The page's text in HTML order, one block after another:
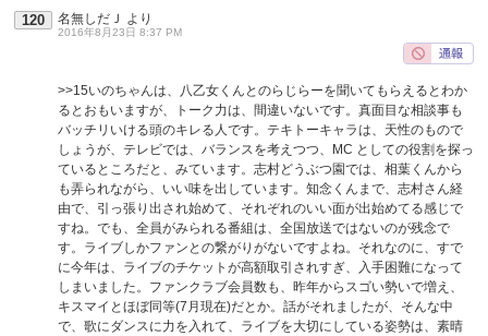
120 名無しだＪ より
2016年8月23日 8:37 PM
>>15いのちゃんは、八乙女くんとのらじらーを聞いてもらえるとわか
るとおもいますが、トーク力は、間違いないです。真面目な相談事も
バッチリいける頭のキレる人です。テキトーキャラは、天性のもので
しょうが、テレビでは、バランスを考えつつ、MC としての役割を探っ
ているところだと、みています。志村どうぶつ園では、相葉くんから
も弄られながら、いい味を出しています。知念くんまで、志村さん経
由で、引っ張り出され始めて、それぞれのいい面が出始めてる感じで
すね。でも、全員がみられる番組は、全国放送ではないのが残念で
す。ライブしかファンとの繋がりがないですよね。それなのに、すで
に今年は、ライブのチケットが高額取引されすぎ、入手困難になって
しまいました。ファンクラブ会員数も、昨年からスゴい勢いで増え、
キスマイとほぼ同等(7月現在)だとか。話がそれましたが、そんな中
で、歌にダンスに力を入れて、ライブを大切にしている姿勢は、素晴